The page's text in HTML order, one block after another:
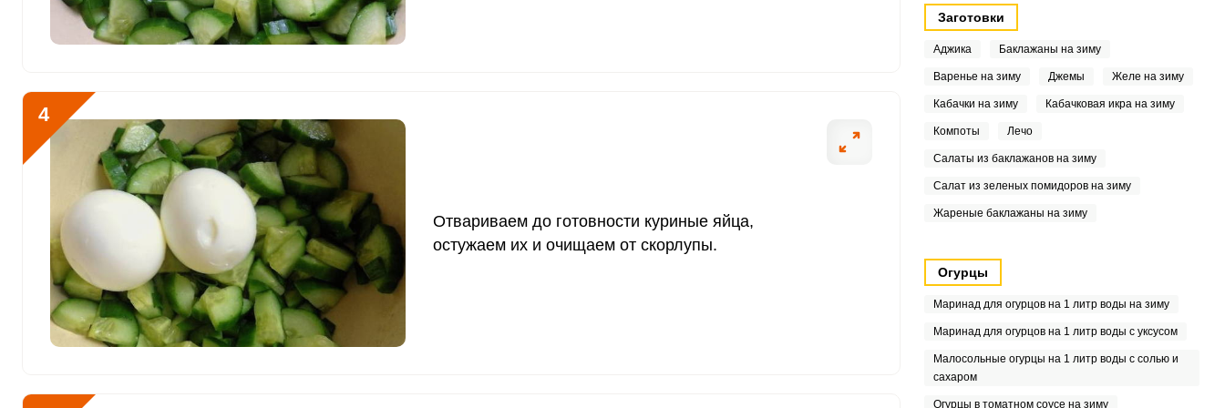
158.1 мкг
Рубидий
Селен 34.1 мкг
86.1 мкг
Хром 8.9 мкг 50 мкг 9.3
Цинк 1.4 мг
Бор 48.4 мкг
Ванадий 2.5 мкг
4
Отвариваем до готовности куриные яйца,
остужаем их и очищаем от скорлупы.
Заготовки
Аджика Баклажаны на зиму
Варенье на зиму Джемы Желе на зиму
Кабачки на зиму Кабачковая икра на зиму
Компоты Лечо
Салаты из баклажанов на зиму
Салат из зеленых помидоров на зиму
Жареные баклажаны на зиму
Огурцы
Маринад для огурцов на 1 литр воды на зиму
Маринад для огурцов на 1 литр воды с уксусом
Малосольные огурцы на 1 литр воды с солью и
сахаром
Огурцы в томатном соусе на зиму